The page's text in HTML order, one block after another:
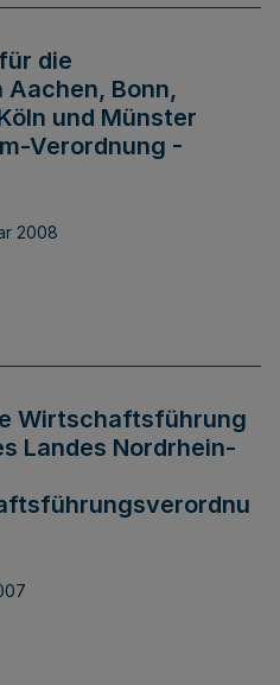
die
Bonn,
und Münster
Verordnung -
2008
Wirtschaftsführung
Landes Nordrhein-